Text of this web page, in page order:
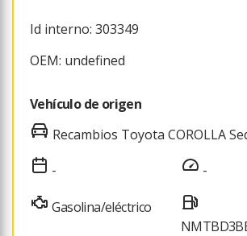
Id interno: 303349
OEM: undefined
Vehículo de origen
Recambios Toyota COROLLA
-
Gasolina/eléctrico
-